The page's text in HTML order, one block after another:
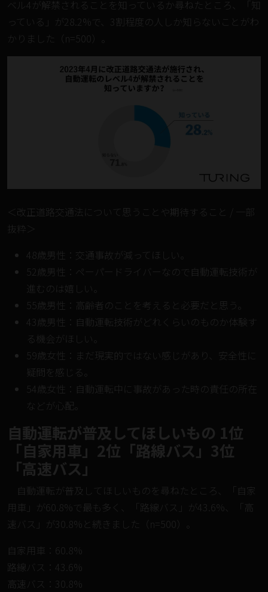
ベル4が解禁されることを知っているか尋ねたところ、「知
っている」が28.2%で、3割程度の人しか知らないことがわ
かりました（n=500）。
＜改正道路交通法について思うことや期待すること / 一部
抜粋＞
48歳男性：交通事故が減ってほしい。
52歳男性：ペーパードライバーなので自動運転技術が
進むのは嬉しい。
55歳男性：高齢者のことを考えると必要だと思う。
43歳男性：自動運転技術がどれくらいのものか体験す
る機会がほしい。
59歳女性：まだ現実的ではない感じがあり、安全性に
疑問を感じる。
54歳女性：自動運転中に事故があった時の責任の所在
などが心配。
自動運転が普及してほしいもの 1位
「自家用車」2位「路線バス」3位
「高速バス」
自動運転が普及してほしいものを尋ねたところ、「自家
用車」が60.8%で最も多く、「路線バス」が43.6%、「高
速バス」が30.8%と続きました（n=500）。
自家用車：60.8%
路線バス：43.6%
高速バス：30.8%